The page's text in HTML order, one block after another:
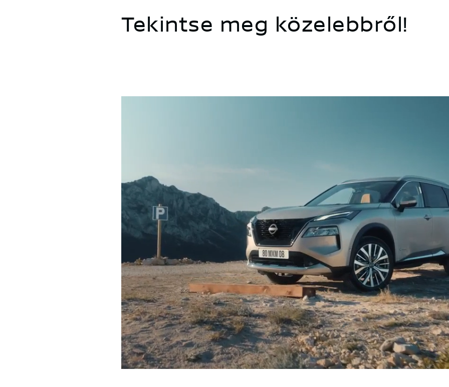
Tekintse meg közelebbről!